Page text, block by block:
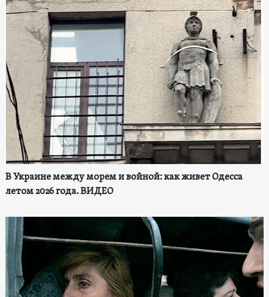
В Украине между морем и войной: как живет Одесса
летом 2026 года. ВИДЕО